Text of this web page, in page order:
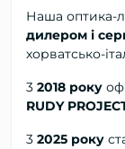
Наша оптика-
дилером і
хорватсько-
3 2018 року
RUDY
3 2025 року